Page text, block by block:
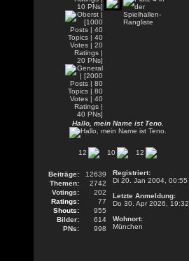
Hallo, mein Name ist Teno.
12 10 12
Beiträge:
12639
Themen:
2742
Votings:
202
Ratings:
77
Shouts:
955
Bilder:
614
PNs:
998
Registriert:
Di 20. Jan 2004, 00:55
Letzte Anmeldung:
Do 30. Apr 2026, 19:32
Wohnort:
München